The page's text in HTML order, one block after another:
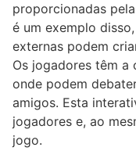
proporcionadas
é um exemplo
externas podem
Os jogadores têm
onde podem
amigos. Esta
jogadores e, ao
jogo.